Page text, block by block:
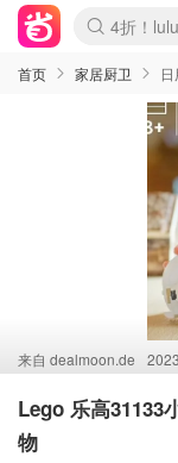
Boticinal
4折！
还没结
Joybuy
速领！
疑似霸
Zalando
Moncler
Coach
首页 家居厨卫
来自 dealmoon.de
Lego 乐高31133
物